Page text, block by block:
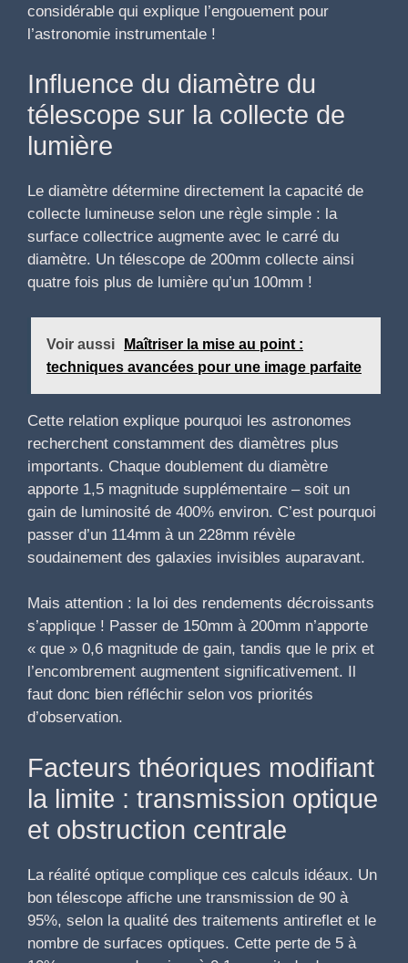
considérable qui explique l’engouement pour
l’astronomie instrumentale !
Influence du diamètre du
télescope sur la collecte de
lumière
Le diamètre détermine directement la capacité de
collecte lumineuse selon une règle simple : la
surface collectrice augmente avec le carré du
diamètre. Un télescope de 200mm collecte ainsi
quatre fois plus de lumière qu’un 100mm !
Voir aussi
Maîtriser la mise au point :
techniques avancées pour une image parfaite
Cette relation explique pourquoi les astronomes
recherchent constamment des diamètres plus
importants. Chaque doublement du diamètre
apporte 1,5 magnitude supplémentaire – soit un
gain de luminosité de 400% environ. C’est pourquoi
passer d’un 114mm à un 228mm révèle
soudainement des galaxies invisibles auparavant.
Mais attention : la loi des rendements décroissants
s’applique ! Passer de 150mm à 200mm n’apporte
« que » 0,6 magnitude de gain, tandis que le prix et
l’encombrement augmentent significativement. Il
faut donc bien réfléchir selon vos priorités
d’observation.
Facteurs théoriques modifiant
la limite : transmission optique
et obstruction centrale
La réalité optique complique ces calculs idéaux. Un
bon télescope affiche une transmission de 90 à
95%, selon la qualité des traitements antireflet et le
nombre de surfaces optiques. Cette perte de 5 à